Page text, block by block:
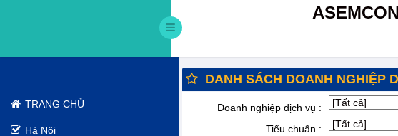
TRANG CHỦ
Hà Nội
DANH SÁCH DOANH NGHIỆP
Doanh nghiệp dịch vụ :
Tiểu chuẩn :